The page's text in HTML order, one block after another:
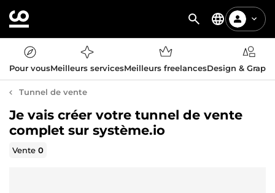
Pour vousMeilleurs servicesMeilleurs freelancesDesign &
Tunnel de vente
Je vais créer votre tunnel de vente
complet sur système.io
Vente0